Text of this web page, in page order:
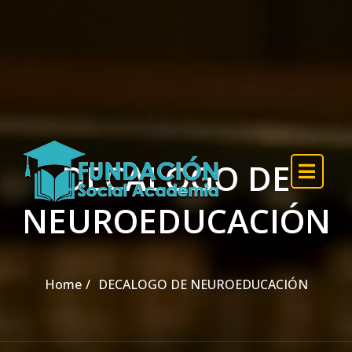
DECALOGO DE
NEUROEDUCACIÓN
Home DECALOGO DE NEUROEDUCACIÓN